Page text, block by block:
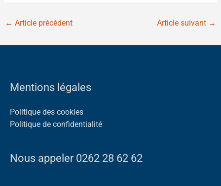
← Article précédent Article suivant →
Mentions légales
Politique des cookies
Politique de confidentialité
Nous appeler 0262 28 62 62